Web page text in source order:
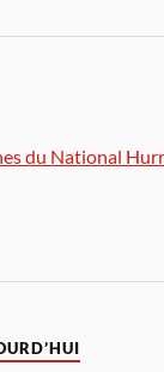
du National